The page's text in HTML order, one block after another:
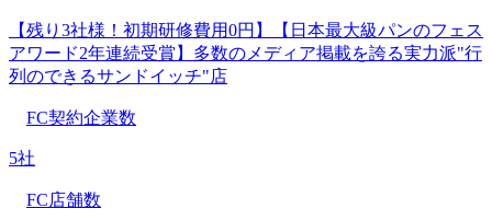
【残り3社様！初期研修費用0円】【⽇本最⼤級パンのフェス
アワード2年連続受賞】多数のメディア掲載を誇る実力派"行
列のできるサンドイッチ"店
FC契約企業数
5社
FC店舗数